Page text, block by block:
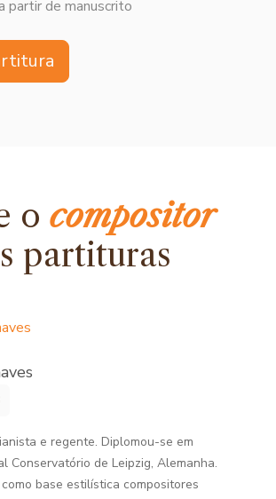
partir de manuscrito
ocompositor
partituras
e regente. Diplomou-se em
Conservatório de Leipzig, Alemanha.
base estilística compositores